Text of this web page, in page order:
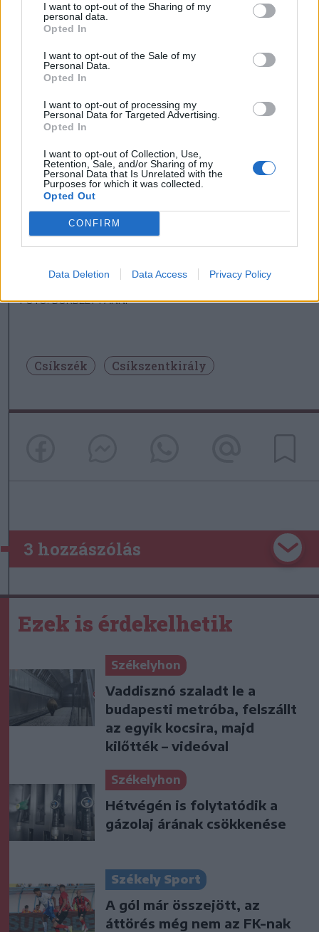
I want to opt-out of the Sharing of my
personal data.
Opted In
I want to opt-out of the Sale of my
Personal Data.
Opted In
I want to opt-out of processing my
Personal Data for Targeted Advertising.
Opted In
I want to opt-out of Collection, Use,
Retention, Sale, and/or Sharing of my
Personal Data that Is Unrelated with the
Purposes for which it was collected.
Opted Out
CONFIRM
Data Deletion Data Access Privacy Policy
FOTÓ: BORBÉLY FANNI
FOTÓ: BORBÉLY FANNI
Csíkszék Csíkszentkirály
3 hozzászólás
Ezek is érdekelhetik
Székelyhon
Vaddisznó szaladt le a
budapesti metróba, felszállt
az egyik kocsira, majd
kilőtték – videóval
Székelyhon
Hétvégén is folytatódik a
gázolaj árának csökkenése
Székely Sport
A gól már összejött, az
áttörés még nem az FK-nak